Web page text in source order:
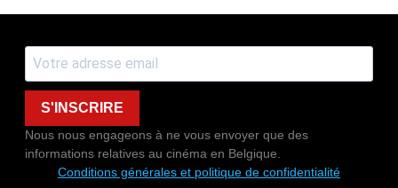
S'INSCRIRE
Nous nous engageons à ne vous envoyer que des
informations relatives au cinéma en Belgique.
Conditions générales et politique de confidentialité